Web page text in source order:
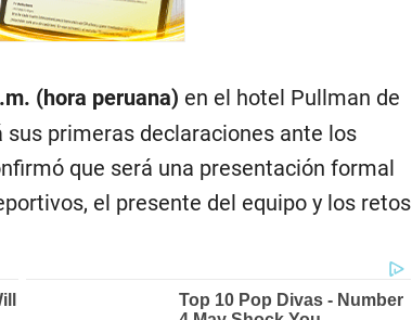
(hora peruana) en el hotel Pullman de
primeras declaraciones ante los
que será una presentación formal
el presente del equipo y los retos